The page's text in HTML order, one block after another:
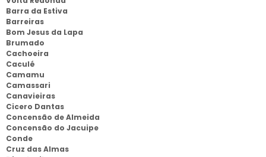
Barra da Estiva
Barreiras
Bom Jesus da Lapa
Brumado
Cachoeira
Caculé
Camamu
Camassari
Canavieiras
Cicero Dantas
Concensão de Almeida
Concensão do Jacuipe
Conde
Cruz das Almas